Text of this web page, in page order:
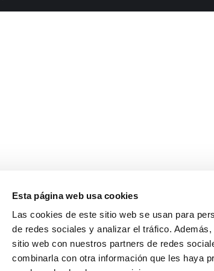
Esta página web usa cookies
Las cookies de este sitio web se usan para
de redes sociales y analizar el tráfico.
sitio web con nuestros partners de redes
combinarla con otra información que les haya